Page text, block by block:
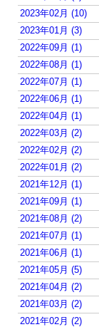
2023年02月 (10)
2023年01月 (3)
2022年09月 (1)
2022年08月 (1)
2022年07月 (1)
2022年06月 (1)
2022年04月 (1)
2022年03月 (2)
2022年02月 (2)
2022年01月 (2)
2021年12月 (1)
2021年09月 (1)
2021年08月 (2)
2021年07月 (1)
2021年06月 (1)
2021年05月 (5)
2021年04月 (2)
2021年03月 (2)
2021年02月 (2)